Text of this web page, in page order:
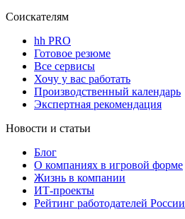
Соискателям
hh PRO
Готовое резюме
Все сервисы
Хочу у вас работать
Производственный календарь
Экспертная рекомендация
Новости и статьи
Блог
О компаниях в игровой форме
Жизнь в компании
ИТ-проекты
Рейтинг работодателей России